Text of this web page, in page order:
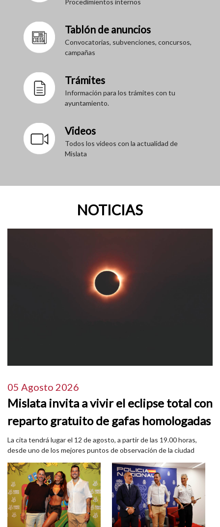
Tablón de anuncios
Convocatorias, subvenciones, concursos,
campañas
Trámites
Información para los trámites con tu
ayuntamiento.
Videos
Todos los videos con la actualidad de
Mislata
NOTICIAS
05 Agosto 2026
Mislata invita a vivir el eclipse total con
reparto gratuito de gafas homologadas
La cita tendrá lugar el 12 de agosto, a partir de las 19.00 horas,
desde uno de los mejores puntos de observación de la ciudad